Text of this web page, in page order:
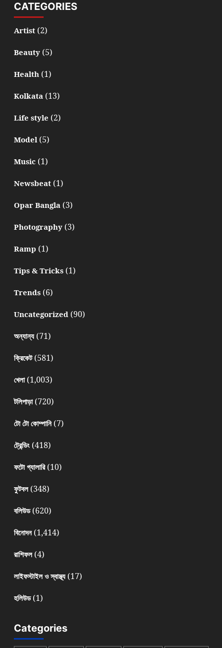
CATEGORIES
Artist(2)
Beauty(5)
Health(1)
Kolkata(13)
Life style (2)
Model(5)
Music(1)
Newsbeat(1)
Opar Bangla(3)
Photography(3)
Ramp (1)
Tips & Tricks(1)
Trends(6)
Uncategorized(90)
অন্যান্য(71)
ক্রিকেট(581)
খেলা(1,003)
টলিপাড়া(720)
টো টো কোম্পানি(7)
ট্রেন্ডিং(418)
ফটো গ্যালারি(10)
ফুটবল(348)
বলিউড(620)
বিনোদন(1,414)
রাশিফল(4)
লাইফস্টাইল ও স্বাস্থ্য(17)
হলিউড(1)
Categories